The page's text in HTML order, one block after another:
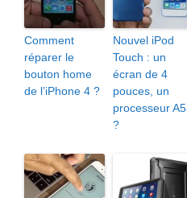
Comment
réparer le
bouton home
de l’iPhone 4 ?
Nouvel iPod
Touch : un
écran de 4
pouces, un
processeur A5
?